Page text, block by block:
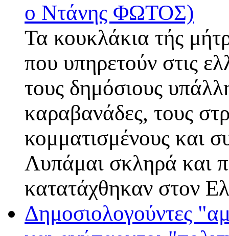
ο Ντάνης ΦΩΤΟΣ)
Τα κουκλάκια τής
που υπηρετούν στις
τους δημόσιους
καραβανάδες, τους
κομματισμένους και
Λυπάμαι σκληρά και
κατατάχθηκαν στον
Δημοσιολογούντες